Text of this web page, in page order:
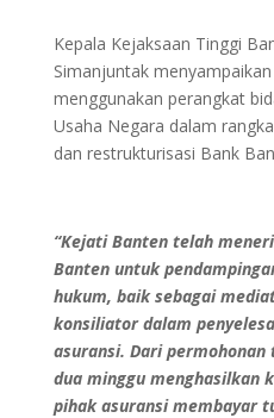
Kepala Kejaksaan Tinggi
Simanjuntak
menggunakan perangkat
Usaha Negara dalam
dan restrukturisasi Bank
“Kejati Banten telah
Banten untuk
hukum, baik sebagai
konsiliator dalam
asuransi. Dari
dua minggu menghasilkan
pihak asuransi membayar